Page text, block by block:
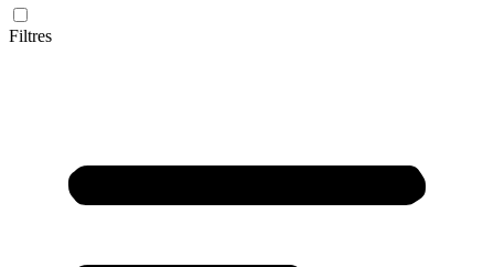
Filtres